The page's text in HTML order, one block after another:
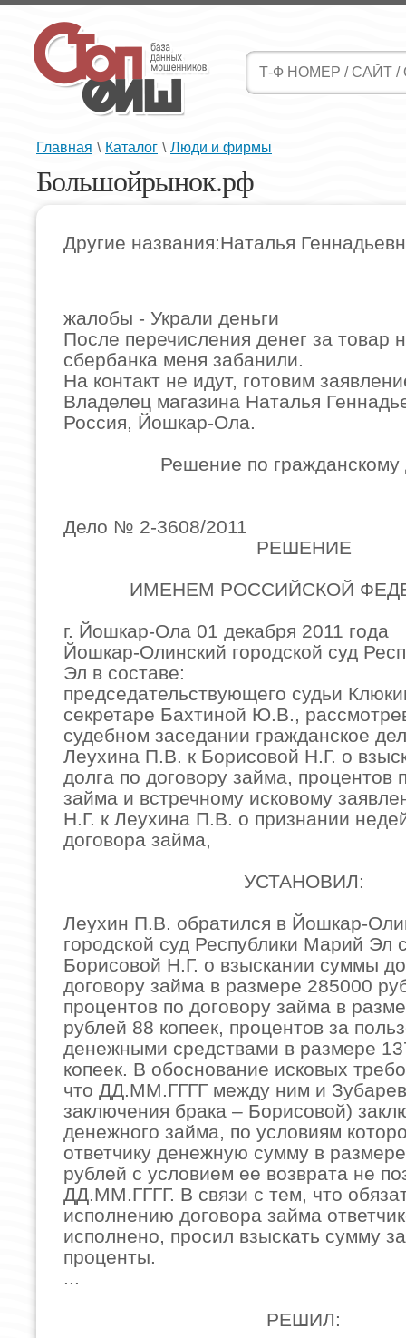
Главная \ Каталог \ Люди и фирмы
Большойрынок.рф
Другие названия:Наталья
жалобы - Украли деньги
После перечисления денег за товар
сбербанка меня забанили.
На контакт не идут, готовим
Владелец магазина Наталья
Россия, Йошкар-Ола.
Решение по гражданскому
Дело № 2-3608/2011
РЕШЕНИЕ
ИМЕНЕМ РОССИЙСКОЙ
г. Йошкар-Ола 01 декабря 2011 года
Йошкар-Олинский городской суд
Эл в составе:
председательствующего судьи
секретаре Бахтиной Ю.В.,
судебном заседании гражданское
Леухина П.В. к Борисовой Н.Г. о
долга по договору займа, процентов
займа и встречному исковому
Н.Г. к Леухина П.В. о признании
договора займа,
УСТАНОВИЛ:
Леухин П.В. обратился в Йошкар-
городской суд Республики Марий Эл
Борисовой Н.Г. о взыскании суммы
договору займа в размере 285000
процентов по договору займа в
рублей 88 копеек, процентов за
денежными средствами в размере
копеек. В обоснование исковых
что ДД.ММ.ГГГГ между ним и
заключения брака – Борисовой)
денежного займа, по условиям
ответчику денежную сумму в
рублей с условием ее возврата не
ДД.ММ.ГГГГ. В связи с тем, что
исполнению договора займа
исполнено, просил взыскать сумму
проценты.
...
РЕШИЛ: